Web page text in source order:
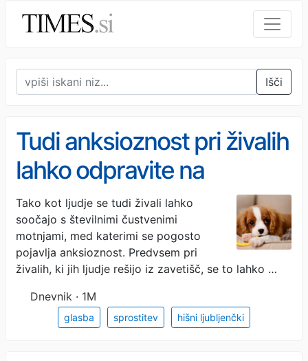
Išči
Tudi anksioznost pri živalih
lahko odpravite na
povsem naravni način
Tako kot ljudje se tudi živali lahko
soočajo s številnimi čustvenimi
motnjami, med katerimi se pogosto
pojavlja anksioznost. Predvsem pri
živalih, ki jih ljudje rešijo iz zavetišč, se to lahko …
Dnevnik · 1M
glasba sprostitev hišni ljubljenčki